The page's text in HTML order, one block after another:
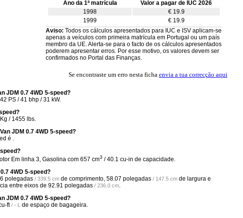
Ano da 1ª matrícula
Valor a pagar de IUC 2026
1998
€ 19.9
1999
€ 19.9
Aviso: Todos os cálculos apresentados para IUC e ISV aplicam-se
apenas a veículos com primeira matrícula em Portugal ou um país
membro da UE. Alerta-se para o facto de os cálculos apresentados
poderem apresentar erros. Por esse motivo, os valores devem ser
confirmados no Portal das Finanças.
Se encontraste um erro nesta ficha envia a tua correcção aqui
JDM 0.7 4WD 5-speed?
PS / 41 bhp / 31 kW.
/ 1455 lbs.
JDM 0.7 4WD 5-speed?
é .
Em linha 3, Gasolina com 657 cm3 / 40.1 cu-in de capacidade.
4WD 5-speed?
polegadas / 339.5 cm de comprimento, 58.07 polegadas / 147.5 cm de largura e
entre eixos de 92.91 polegadas / 236.0 cm
JDM 0.7 4WD 5-speed?
ft / - L de espaço de bagageira.